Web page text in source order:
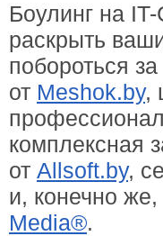
Боулинг на
раскрыть
побороться
от Meshok.by,
комплексная
от Allsoft.by,
и, конечно же,
Media®.